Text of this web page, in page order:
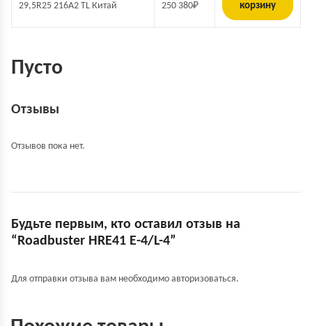
29,5R25 216A2 TL Китай
250 380₽
корзину
Пусто
Отзывы
Отзывов пока нет.
Будьте первым, кто оставил отзыв на
“Roadbuster HRE41 E-4/L-4”
Для отправки отзыва вам необходимо авторизоваться.